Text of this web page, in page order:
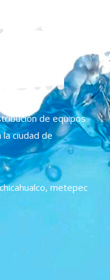
de equipos
ciudad de
metepec